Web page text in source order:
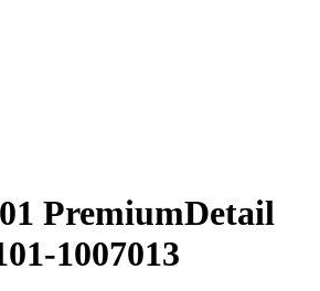
PremiumDetail
1007013